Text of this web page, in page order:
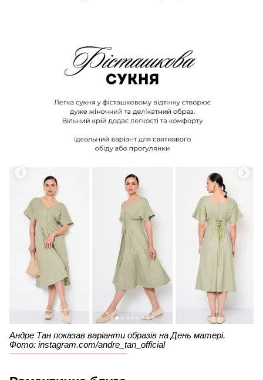
Андре Тан показав варіанти образів на День матері.
Фото: instagram.com/andre_tan_official